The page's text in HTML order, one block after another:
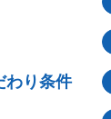
わり条件